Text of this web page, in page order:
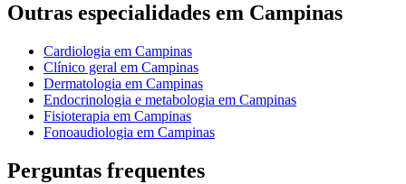
Outras especialidades em Campinas
Cardiologia em Campinas
Clínico geral em Campinas
Dermatologia em Campinas
Endocrinologia e metabologia em Campinas
Fisioterapia em Campinas
Fonoaudiologia em Campinas
Perguntas frequentes